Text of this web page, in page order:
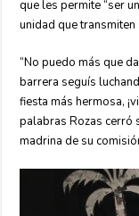
que les permite “ser
unidad que transmiten
“No puedo más que
barrera seguís
fiesta más hermosa,
palabras Rozas cerró
madrina de su